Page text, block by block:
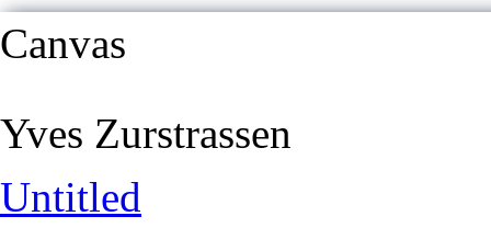
Canvas
Yves Zurstrassen
Untitled